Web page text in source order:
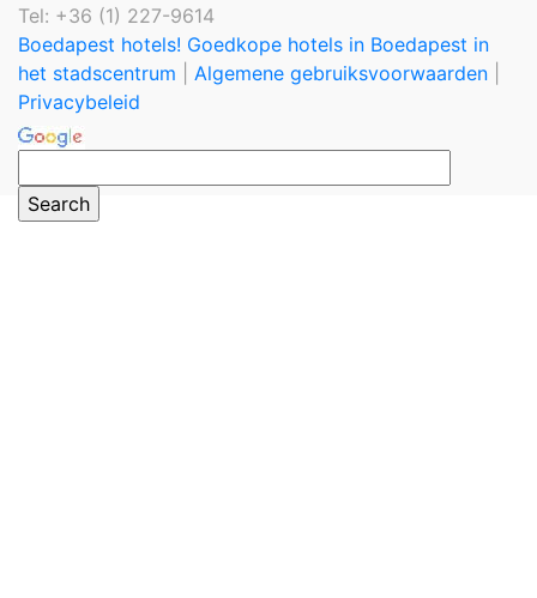
Tel: +36 (1) 227-9614
Boedapest hotels! Goedkope hotels in Boedapest in
het stadscentrum
Algemene gebruiksvoorwaarden
Privacybeleid